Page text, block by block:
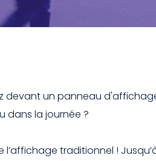
devant un panneau
dans la journée ?
traditionnel !